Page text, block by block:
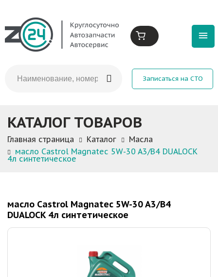
Записаться на СТО
КАТАЛОГ ТОВАРОВ
Главная страница Каталог
Масла
масло Castrol Magnatec 5W-30 A3/В4 DUALOCK
4л синтетическое
масло Castrol Magnatec 5W-30 A3/В4
DUALOCK 4л синтетическое